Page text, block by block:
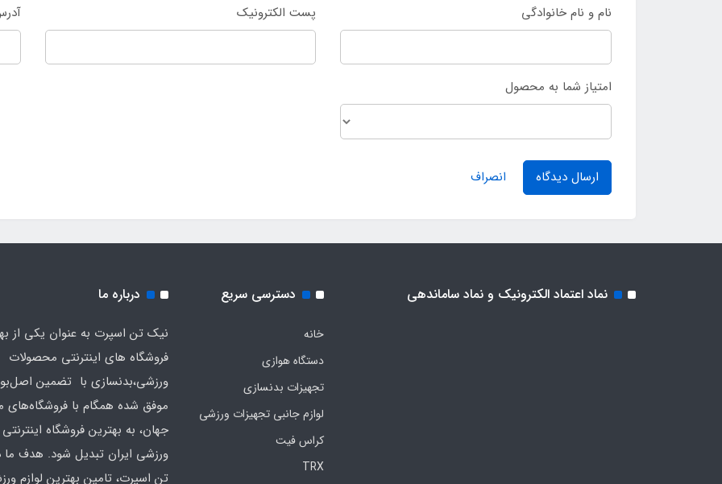
نام و نام خانوادگی پست الکترونیک
امتیاز شما به محصول
ارسال دیدگاه انصراف
نماد اعتماد الکترونیک و نماد ساماندهی دسترسی سریع
خانه
دستگاه هوازی
تجهیزات بدنسازی
لوازم جانبی تجهیزات ورزشی
کراس فیت
TRX
درباره ما
نیک تن اسپرت به عنوان یکی از
فروشگاه های اینترنتی محصولات
ورزشی،بدنسازی با تضمین
موفق شده همگام با فروشگاه‌های
جهان، به بهترین فروشگاه
ورزشی ایران تبدیل شود. هدف ما
تن اسپرت، تامین بهترین لوازم